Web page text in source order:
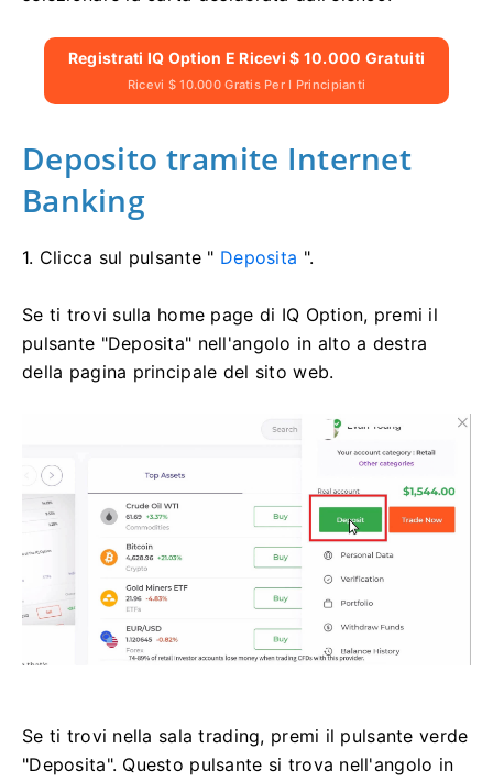
Registrati IQ Option E Ricevi $ 10.000 Gratuiti
Ricevi $ 10.000 Gratis Per I Principianti
Deposito tramite Internet
Banking
1. Clicca sul pulsante " Deposita ".
Se ti trovi sulla home page di IQ Option, premi il
pulsante "Deposita" nell'angolo in alto a destra
della pagina principale del sito web.
Se ti trovi nella sala trading, premi il pulsante verde
"Deposita". Questo pulsante si trova nell'angolo in